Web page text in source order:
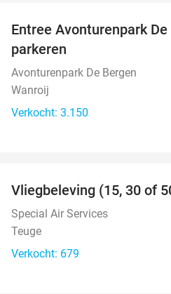
Entree Avonturenpark
parkeren
Avonturenpark De Bergen
Wanroij
Verkocht: 3.150
Vliegbeleving (15, 30 of
Special Air Services
Teuge
Verkocht: 679